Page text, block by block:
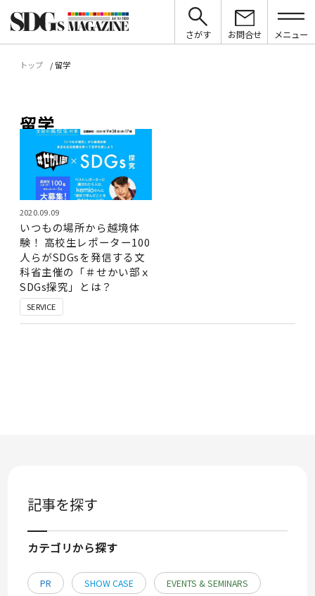
さがす お問合せ メニュー
トップ 留学
留学
SERVICE
2020.09.09
いつもの場所から越境体
験！ 高校生レポーター100
人らがSDGsを発信する文
科省主催の「＃せかい部ｘ
SDGs探究」とは？
記事を探す
カテゴリから探す
PR SHOW CASE EVENTS & SEMINARS